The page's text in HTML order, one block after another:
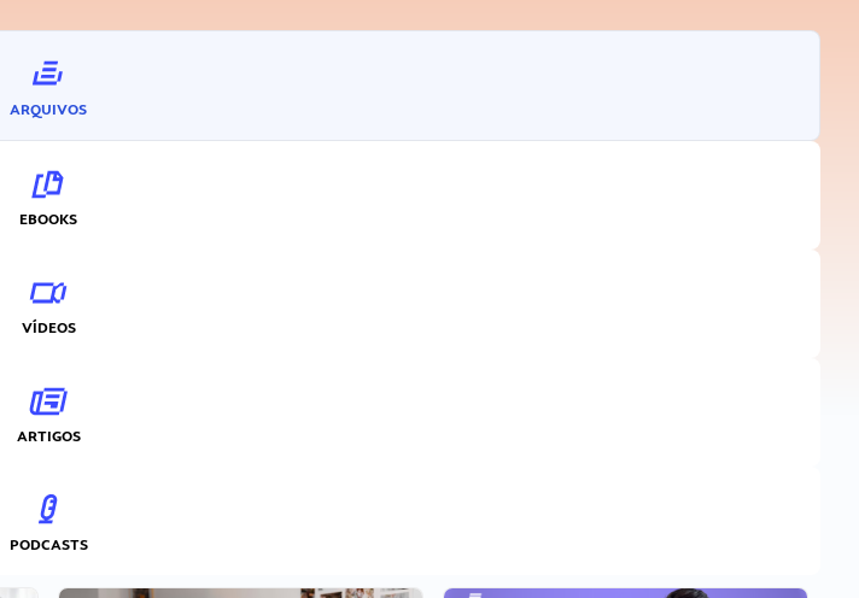
ARQUIVOS
EBOOKS
VÍDEOS
ARTIGOS
PODCASTS